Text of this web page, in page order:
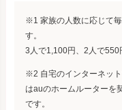
※1 家族の人数に応じて
す。
3人で1,100円、2人で550
※2 自宅のインターネッ
はauのホームルーターを
です。